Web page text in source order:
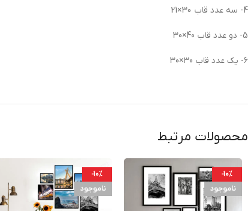
4- سه عدد قاب 30×21
5- دو عدد قاب 40×30
6- یک عدد قاب 30×30
محصولات مرتبط
-10%
ناموجود
-10%
ناموجود